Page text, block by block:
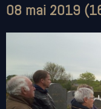
08 mai 2019